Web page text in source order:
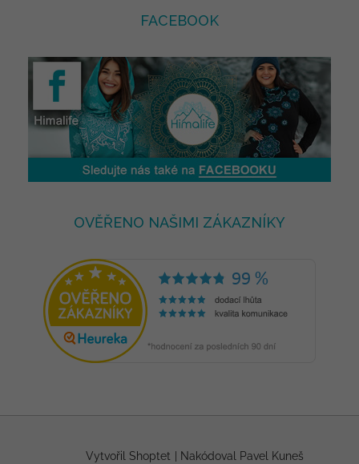
FACEBOOK
OVĚŘENO NAŠIMI ZÁKAZNÍKY
Vytvořil Shoptet Nakódoval Pavel Kuneš